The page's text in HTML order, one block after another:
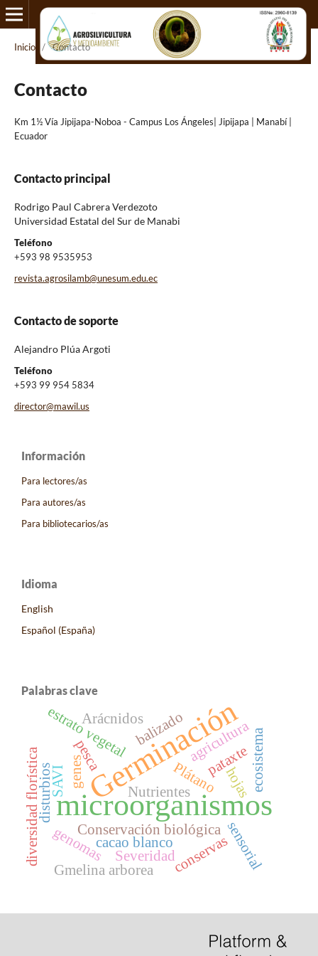
Inicio / Contacto
Contacto
Km 1½ Vía Jipijapa-Noboa - Campus Los Ángeles| Jipijapa | Manabí |
Ecuador
Contacto principal
Rodrigo Paul Cabrera Verdezoto
Universidad Estatal del Sur de Manabi
Teléfono
+593 98 9535953
revista.agrosilamb@unesum.edu.ec
Contacto de soporte
Alejandro Plúa Argoti
Teléfono
+593 99 954 5834
director@mawil.us
Información
Para lectores/as
Para autores/as
Para bibliotecarios/as
Idioma
English
Español (España)
Palabras clave
microorganismos
Germinación
Plátano
disturbios
Conservación biológica
diversidad florística
estrato vegetal
genes
genomas
Nutrientes
agricultura
pesca ecosistema
sensorial
conservas
pataxte
cacao blanco
Gmelina arborea
balizado
hojas
SAVI
Arácnidos
Severidad